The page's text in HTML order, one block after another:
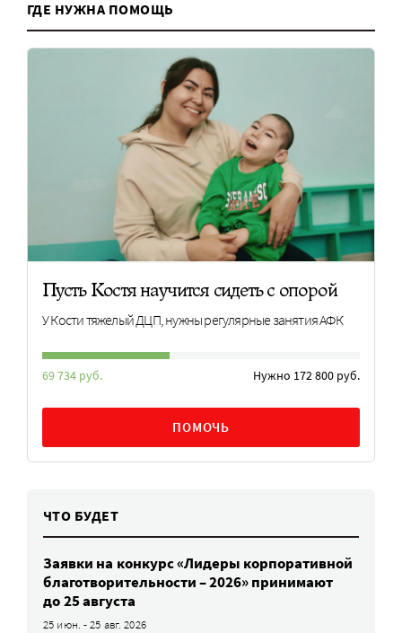
ГДЕ НУЖНА ПОМОЩЬ
Пусть Костя научится сидеть с опорой
У Кости тяжелый ДЦП, нужны регулярные занятия АФК
69 734 руб. Нужно 172 800 руб.
ПОМОЧЬ
ЧТО БУДЕТ
Заявки на конкурс «Лидеры корпоративной
благотворительности – 2026» принимают
до 25 августа
25 июн. - 25 авг. 2026